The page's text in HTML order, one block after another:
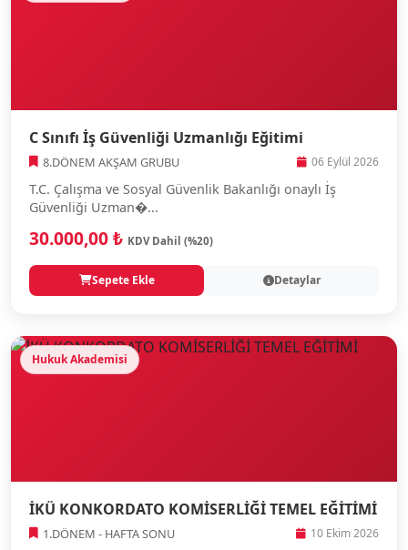
C Sınıfı İş Güvenliği Uzmanlığı Eğitimi
8.DÖNEM AKŞAM GRUBU 06 Eylül 2026
T.C. Çalışma ve Sosyal Güvenlik Bakanlığı onaylı İş
Güvenliği Uzman�...
30.000,00 ₺ KDV Dahil (%20)
Sepete Ekle Detaylar
Hukuk Akademisi
İKÜ KONKORDATO KOMİSERLİĞİ TEMEL EĞİTİMİ
1.DÖNEM - HAFTA SONU 10 Ekim 2026